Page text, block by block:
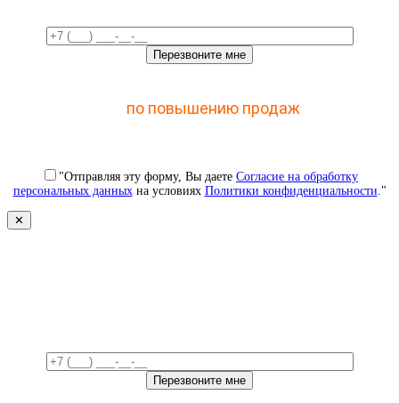
по повышению продаж
"Отправляя эту форму, Вы даете Согласие на обработку
персональных данныхна условиях Политики конфиденциальности."
✕